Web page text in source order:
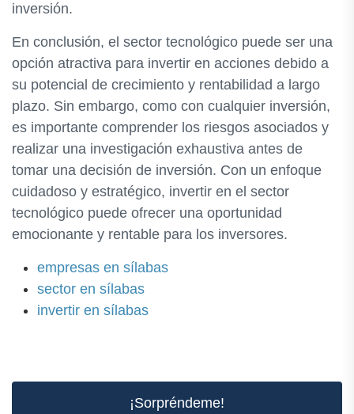
inversión.
En conclusión, el sector tecnológico puede ser una
opción atractiva para invertir en acciones debido a
su potencial de crecimiento y rentabilidad a largo
plazo. Sin embargo, como con cualquier inversión,
es importante comprender los riesgos asociados y
realizar una investigación exhaustiva antes de
tomar una decisión de inversión. Con un enfoque
cuidadoso y estratégico, invertir en el sector
tecnológico puede ofrecer una oportunidad
emocionante y rentable para los inversores.
empresas en sílabas
sector en sílabas
invertir en sílabas
¡Sorpréndeme!